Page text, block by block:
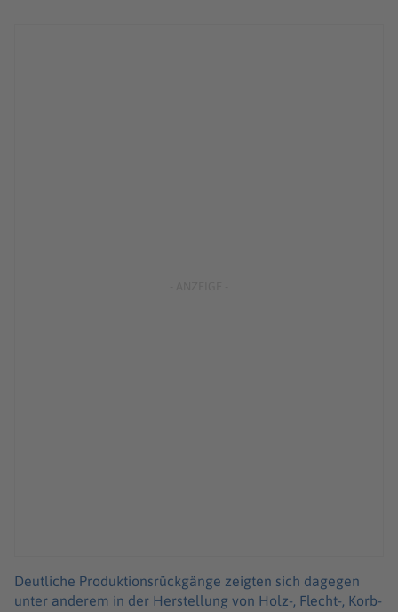
Deutliche Produktionsrückgänge zeigten sich dagegen
unter anderem in der Herstellung von Holz-, Flecht-, Korb-